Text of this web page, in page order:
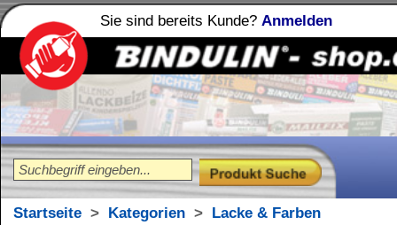
Sie sind bereits Kunde? Anmelden
Holzleime
Leimfibel®
Startseite>Kategorien>Lacke & Farben
Verdünnung für
Verdünnung für Kontaktkleber